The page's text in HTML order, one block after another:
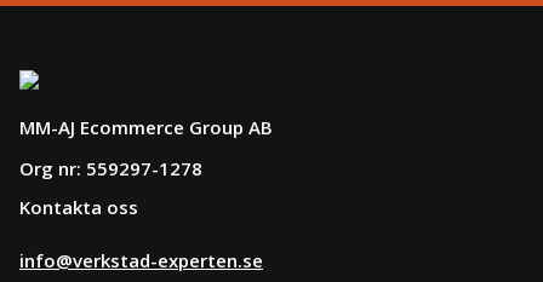
MM-AJ Ecommerce Group AB
Org nr: 559297-1278
Kontakta oss
info@verkstad-experten.se